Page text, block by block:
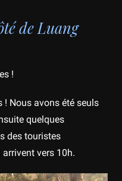
de Luang
!
! Nous avons été seuls
quelques
des touristes
arrivent vers 10h.